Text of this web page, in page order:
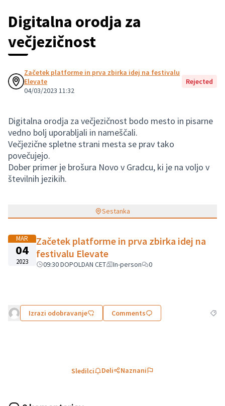
Digitalna orodja za
večjezičnost
Začetek platforme in prva zbirka idej na festivalu
Elevate
04/03/2023 11:32
Rejected
Digitalna orodja za večjezičnost bodo mesto in pisarne
vedno bolj uporabljali in nameščali.
Večjezične spletne strani mesta se prav tako
povečujejo.
Dober primer je brošura Novo v Gradcu, ki je na voljo v
številnih jezikih.
Sestanka
MAR
04
2023
Začetek platforme in prva zbirka idej na
festivalu Elevate
09:30 DOPOLDAN CET In-person 0
Izrazi odobravanje Comments
Sledilci Deli Naznani